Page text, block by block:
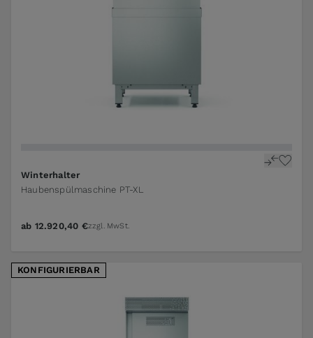
Winterhalter
Haubenspülmaschine PT-XL
The price depends on the options chosen on the
ab 12.920,40 €zzgl. MwSt.
KONFIGURIERBAR